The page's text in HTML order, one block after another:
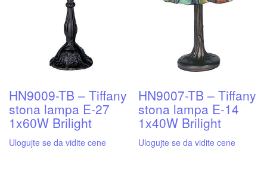
HN9009-TB – Tiffany
stona lampa E-27
1x60W Brilight
Ulogujte se da vidite cene
HN9007-TB – Tiffany
stona lampa E-14
1x40W Brilight
Ulogujte se da vidite cene